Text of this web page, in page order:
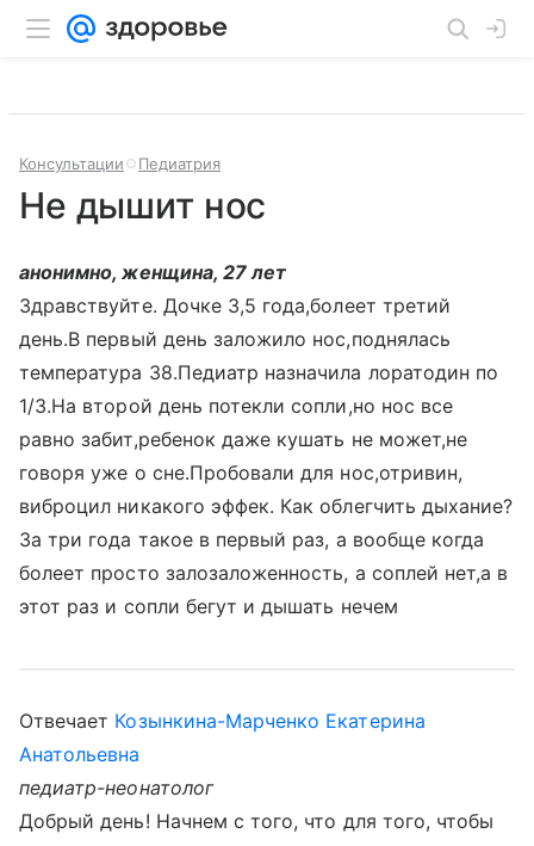
Консультации Педиатрия
Не дышит нос
анонимно, женщина, 27 лет
Здравствуйте. Дочке 3,5 года,болеет третий
день.В первый день заложило нос,поднялась
температура 38.Педиатр назначила лоратодин по
1/3.На второй день потекли сопли,но нос все
равно забит,ребенок даже кушать не может,не
говоря уже о сне.Пробовали для нос,отривин,
виброцил никакого эффек. Как облегчить дыхание?
За три года такое в первый раз, а вообще когда
болеет просто залозаложенность, а соплей нет,а в
этот раз и сопли бегут и дышать нечем
Отвечает Козынкина-Марченко Екатерина
Анатольевна
педиатр-неонатолог
Добрый день! Начнем с того, что для того, чтобы